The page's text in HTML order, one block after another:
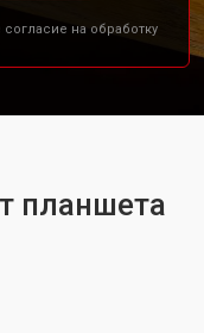
на обработку
планшета